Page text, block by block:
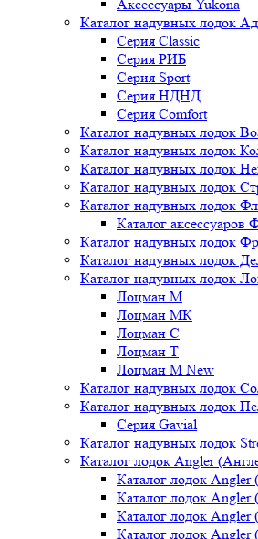
Аксессуары Yukona
Каталог надувных лодок
Серия Classic
Серия РИБ
Серия Sport
Серия НДНД
Серия Comfort
Каталог надувных лодок
Каталог надувных лодок
Каталог надувных лодок
Каталог надувных лодок
Каталог надувных лодок
Каталог аксессуаров
Каталог надувных лодок
Каталог надувных лодок
Каталог надувных лодок
Лоцман М
Лоцман МК
Лоцман С
Лоцман Т
Лоцман М New
Каталог надувных лодок
Каталог надувных лодок
Серия Gavial
Каталог надувных лодок
Каталог лодок Angler
Каталог лодок
Каталог лодок Angler
Каталог лодок Angler
Каталог лодок